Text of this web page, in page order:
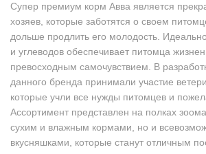
Супер премиум корм Авва является
хозяев, которые заботятся о своем
дольше продлить его молодость.
и углеводов обеспечивает питомца
превосходным самочувствием. В
данного бренда принимали участие
которые учли все нужды питомцев и
Ассортимент представлен на полках
сухим и влажным кормами, но и
вкусняшками, которые станут отличным